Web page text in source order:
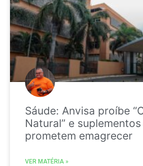
Sáude: Anvisa proíbe
Natural” e
prometem emagrecer
VER MATÉRIA »